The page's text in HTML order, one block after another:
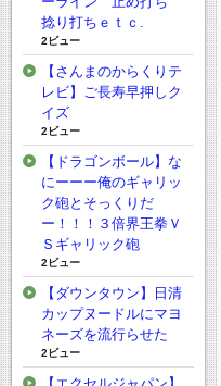
捻り打ちｅｔｃ.
2ビュー
【さんまのからくりテ
レビ】ご長寿早押しク
イズ
2ビュー
【ドラゴンボール】な
にーーー俺のギャリッ
ク砲とそっくりだ
ー！！！３倍界王拳Ｖ
Ｓギャリック砲
2ビュー
【ダウンタウン】日清
カップヌードルにマヨ
ネーズを流行らせた
2ビュー